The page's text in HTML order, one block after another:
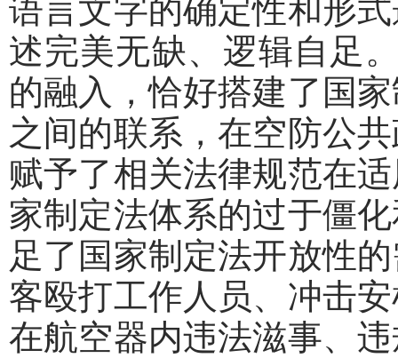
语言文字的确定性和形
述完美无缺、逻辑自足
的融入，恰好搭建了国
之间的联系，在空防公
赋予了相关法律规范在
家制定法体系的过于僵
足了国家制定法开放性
客殴打工作人员、冲击
在航空器内违法滋事、